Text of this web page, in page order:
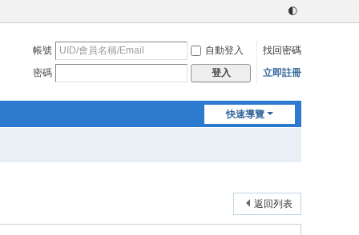
🌓
帳號 自動登入
找回密碼
密碼
登入 立即註冊
快速導覽
返回列表